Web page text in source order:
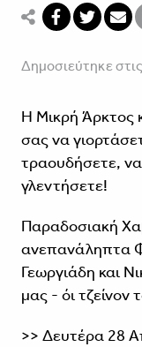
Δημοσιεύτηκε
Η Μικρή Άρκτος
σας να
τραουδήσετε, να
γλεντήσετε!
Παραδοσιακή
ανεπανάληπτα
Γεωργιάδη και
μας - όι
>> Δευτέρα 28